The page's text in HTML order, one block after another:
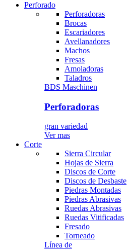
Perforado
Perforadoras
Brocas
Escariadores
Avellanadores
Machos
Fresas
Amoladoras
Taladros
BDS Maschinen
Perforadoras
gran variedad
Ver mas
Corte
Sierra Circular
Hojas de Sierra
Discos de Corte
Discos de Desbaste
Piedras Montadas
Piedras Abrasivas
Ruedas Abrasivas
Ruedas Vitificadas
Fresado
Torneado
Línea de